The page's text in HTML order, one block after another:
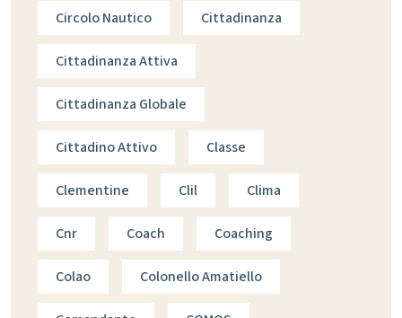
Circolo Nautico Cittadinanza
Cittadinanza Attiva
Cittadinanza Globale
Cittadino Attivo Classe
Clementine Clil Clima
Cnr Coach Coaching
Colao Colonello Amatiello